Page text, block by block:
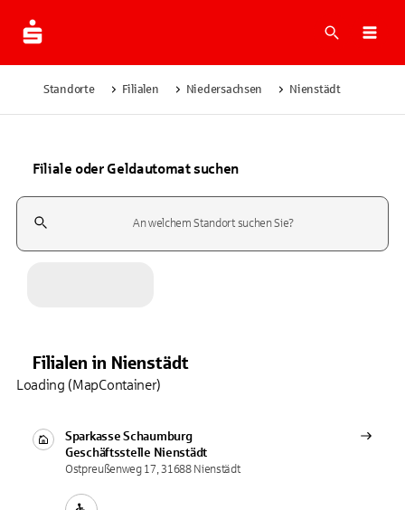
Suche
Standorte Filialen Niedersachsen Nienstädt
Filiale oder Geldautomat suchen
Suchfeld
Filialen in Nienstädt
Sparkasse Schaumburg
Geschäftsstelle Nienstädt
Ostpreußenweg 17, 31688 Nienstädt
Loading (MapContainer)